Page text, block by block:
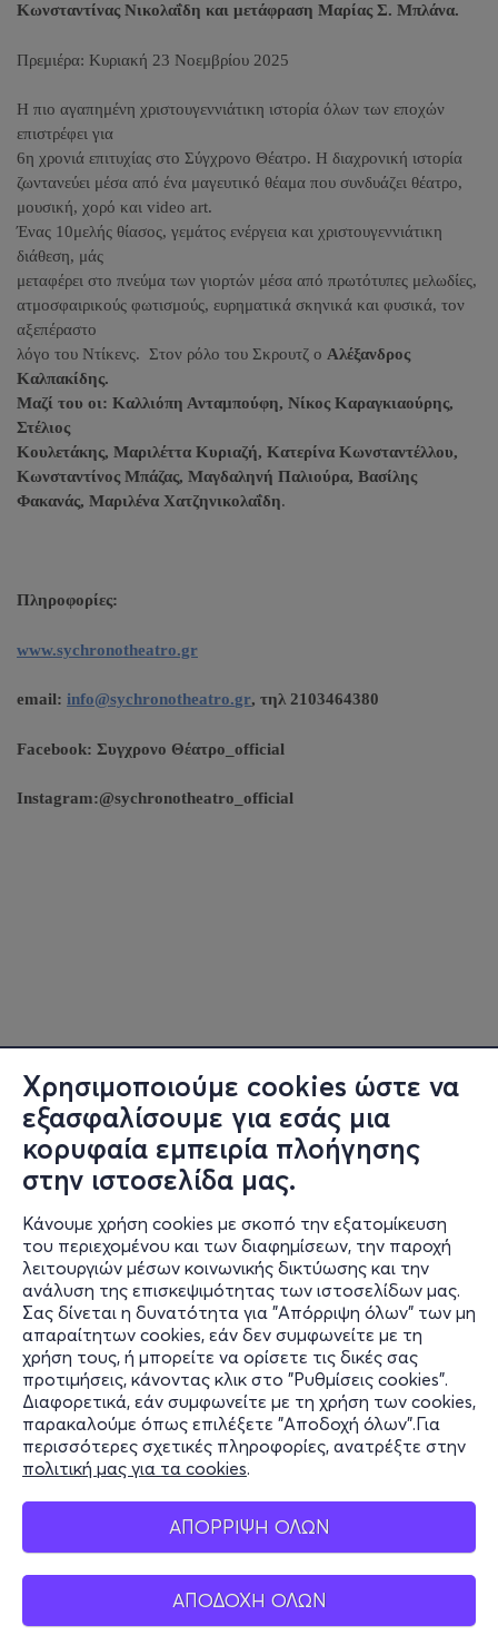
Χρησιμοποιούμε cookies ώστε να
εξασφαλίσουμε για εσάς μια
κορυφαία εμπειρία πλοήγησης
στην ιστοσελίδα μας.
Κάνουμε χρήση cookies με σκοπό την εξατομίκευση
του περιεχομένου και των διαφημίσεων, την παροχή
λειτουργιών μέσων κοινωνικής δικτύωσης και την
ανάλυση της επισκεψιμότητας των ιστοσελίδων μας.
Σας δίνεται η δυνατότητα για "Απόρριψη όλων" των μη
απαραίτητων cookies, εάν δεν συμφωνείτε με τη
χρήση τους, ή μπορείτε να ορίσετε τις δικές σας
προτιμήσεις, κάνοντας κλικ στο "Ρυθμίσεις cookies".
Διαφορετικά, εάν συμφωνείτε με τη χρήση των cookies,
παρακαλούμε όπως επιλέξετε "Αποδοχή όλων".Για
περισσότερες σχετικές πληροφορίες, ανατρέξτε στην
πολιτική μας για τα cookies.
ΑΠΟΡΡΙΨΗ ΟΛΩΝ
ΑΠΟΔΟΧΗ ΟΛΩΝ
Κωνσταντίνας Νικολαΐδη και μετάφραση Μαρίας Σ. Μπλάνα.
Πρεμιέρα: Κυριακή 23 Νοεμβρίου 2025
Η πιο αγαπημένη χριστουγεννιάτικη ιστορία όλων των εποχών
επιστρέφει για
6η χρονιά επιτυχίας στο Σύγχρονο Θέατρο. Η διαχρονική ιστορία
ζωντανεύει μέσα από ένα μαγευτικό θέαμα που συνδυάζει θέατρο,
μουσική, χορό και video art.
Ένας 10μελής θίασος, γεμάτος ενέργεια και χριστουγεννιάτικη
διάθεση, μάς
μεταφέρει στο πνεύμα των γιορτών μέσα από πρωτότυπες μελωδίες,
ατμοσφαιρικούς φωτισμούς, ευρηματικά σκηνικά και φυσικά, τον
αξεπέραστο
λόγο του Ντίκενς. Στον ρόλο του Σκρουτζ ο Αλέξανδρος
Καλπακίδης.
Μαζί του οι: Καλλιόπη Ανταμπούφη, Νίκος Καραγκιαούρης,
Στέλιος
Κουλετάκης, Μαριλέττα Κυριαζή, Κατερίνα Κωνσταντέλλου,
Κωνσταντίνος Μπάζας, Μαγδαληνή Παλιούρα, Βασίλης
Φακανάς, Μαριλένα Χατζηνικολαΐδη.
Πληροφορίες:
www.sychronotheatro.gr
email: info@sychronotheatro.gr, τηλ 2103464380
Facebook: Συγχρονο Θέατρο_ official
Instagram:@sychronotheatro official
Πληροφορίες
Υποστήριξη
Stay Connected
Mobile app